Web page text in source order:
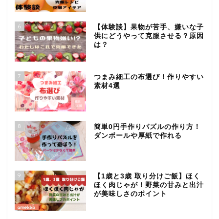
6
【体験談】果物が苦手、嫌いな子
供にどうやって克服させる？原因
は？
7
つまみ細工の布選び！作りやすい
素材4選
8
簡単0円手作りパズルの作り方！
ダンボールや厚紙で作れる
9
【1歳と3歳 取り分けご飯】ほく
ほく肉じゃが！野菜の甘みと出汁
が美味しさのポイント